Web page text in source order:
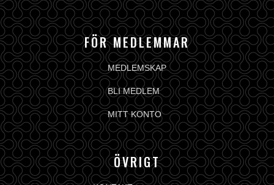
FÖR MEDLEMMAR
MEDLEMSKAP
BLI MEDLEM
MITT KONTO
ÖVRIGT